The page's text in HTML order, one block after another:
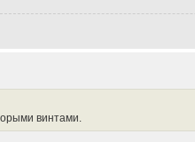
винтами.